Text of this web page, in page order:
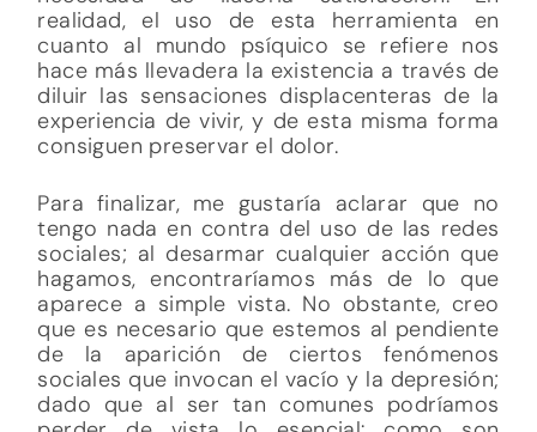
realidad, el uso de esta herramienta en
cuanto al mundo psíquico se refiere nos
hace más llevadera la existencia a través de
diluir las sensaciones displacenteras de la
experiencia de vivir, y de esta misma forma
consiguen preservar el dolor.
Para finalizar, me gustaría aclarar que no
tengo nada en contra del uso de las redes
sociales; al desarmar cualquier acción que
hagamos, encontraríamos más de lo que
aparece a simple vista. No obstante, creo
que es necesario que estemos al pendiente
de la aparición de ciertos fenómenos
sociales que invocan el vacío y la depresión;
dado que al ser tan comunes podríamos